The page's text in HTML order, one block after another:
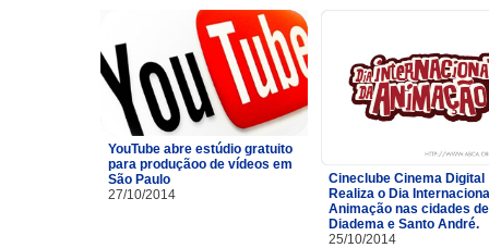
YouTube abre estúdio gratuito
para produçãoo de vídeos em
São Paulo
27/10/2014
Cineclube Cinema Digital
Realiza o Dia
Animação nas cidades de
Diadema e Santo André.
25/10/2014